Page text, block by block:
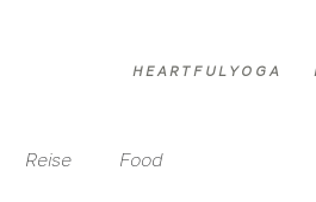
H E A R T F U L Y O G A
Reise Food